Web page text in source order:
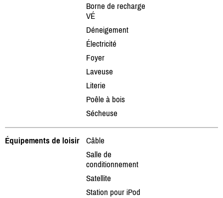
Borne de recharge
VÉ
Déneigement
Électricité
Foyer
Laveuse
Literie
Poêle à bois
Sécheuse
Équipements de loisir
Câble
Salle de
conditionnement
Satellite
Station pour iPod